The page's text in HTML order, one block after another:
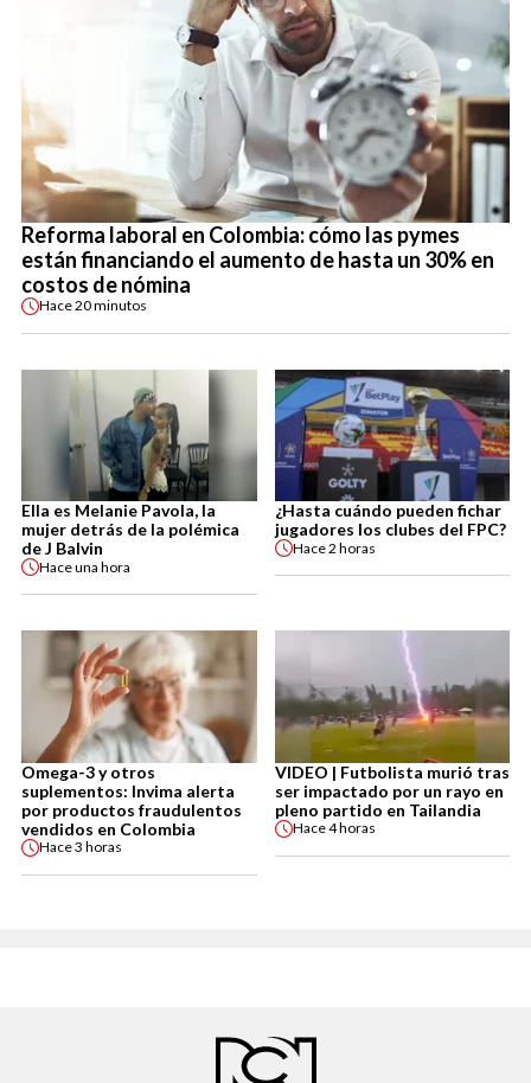
Reforma laboral en Colombia: cómo las pymes
están financiando el aumento de hasta un 30% en
costos de nómina
Hace20 minutos
Ella es Melanie Pavola, la
mujer detrás de la polémica
de J Balvin
Haceuna hora
¿Hasta cuándo pueden fichar
jugadores los clubes del FPC?
Hace2 horas
Omega-3 y otros
suplementos: Invima alerta
por productos fraudulentos
vendidos en Colombia
Hace3 horas
VIDEO | Futbolista murió tras
ser impactado por un rayo en
pleno partido en Tailandia
Hace4 horas